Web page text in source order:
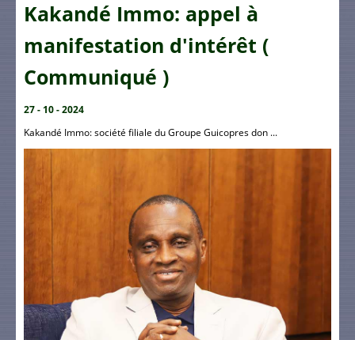
Kakandé Immo: appel à
manifestation d'intérêt (
Communiqué )
27 - 10 - 2024
Kakandé Immo: société filiale du Groupe Guicopres don ...